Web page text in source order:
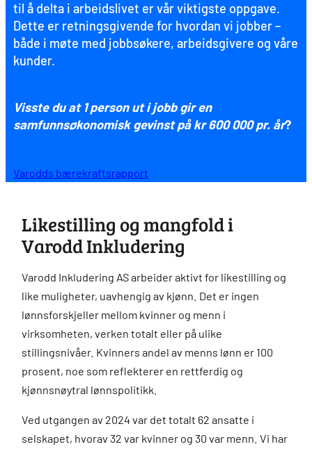
til å delta i arbeidslivet er vår viktigste oppgave.
Dette er retningsgivende for hvordan vi jobber –
både i møte med jobbsøkere, arbeidsgivere og våre
kunder.
Visste du at 1 person ut i jobb gir en
samfunnsøkonomisk gevinst på kr 600 000 pr. år?
Varodds bærekraftsrapport
Likestilling og mangfold i
Varodd Inkludering
Varodd Inkludering AS arbeider aktivt for likestilling og
like muligheter, uavhengig av kjønn. Det er ingen
lønnsforskjeller mellom kvinner og menn i
virksomheten, verken totalt eller på ulike
stillingsnivåer. Kvinners andel av menns lønn er 100
prosent, noe som reflekterer en rettferdig og
kjønnsnøytral lønnspolitikk.
Ved utgangen av 2024 var det totalt 62 ansatte i
selskapet, hvorav 32 var kvinner og 30 var menn. Vi har